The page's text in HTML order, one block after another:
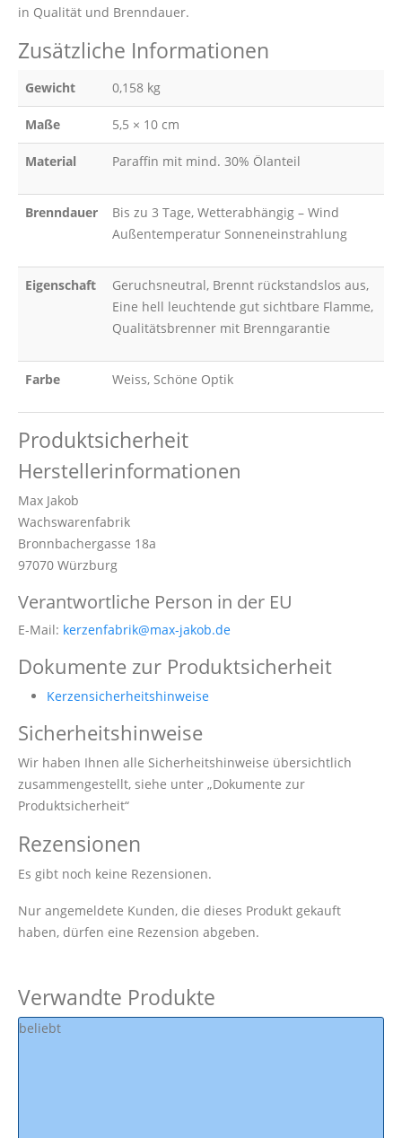
in Qualität und Brenndauer.
Zusätzliche Informationen
Gewicht 0,158 kg
Maße 5,5 × 10 cm
Material Paraffin mit mind. 30% Ölanteil
Brenndauer
Bis zu 3 Tage, Wetterabhängig – Wind
Außentemperatur Sonneneinstrahlung
Eigenschaft
Geruchsneutral, Brennt rückstandslos aus,
Eine hell leuchtende gut sichtbare Flamme,
Qualitätsbrenner mit Brenngarantie
Farbe Weiss, Schöne Optik
Produktsicherheit
Herstellerinformationen
Max Jakob
Wachswarenfabrik
Bronnbachergasse 18a
97070 Würzburg
Verantwortliche Person in der EU
E-Mail: kerzenfabrik@max-jakob.de
Dokumente zur Produktsicherheit
Kerzensicherheitshinweise
Sicherheitshinweise
Wir haben Ihnen alle Sicherheitshinweise übersichtlich
zusammengestellt, siehe unter „Dokumente zur
Produktsicherheit“
Rezensionen
Es gibt noch keine Rezensionen.
Nur angemeldete Kunden, die dieses Produkt gekauft
haben, dürfen eine Rezension abgeben.
Verwandte Produkte
beliebt